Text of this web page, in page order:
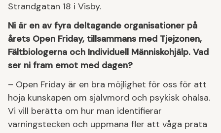
Strandgatan 18 i Visby.
Ni är en av fyra deltagande organisationer på
årets Open Friday, tillsammans med Tjejzonen,
Fältbiologerna och Individuell Människohjälp. Vad
ser ni fram emot med dagen?
– Open Friday är en bra möjlighet för oss för att
höja kunskapen om självmord och psykisk ohälsa.
Vi vill berätta om hur man identifierar
varningstecken och uppmana fler att våga prata